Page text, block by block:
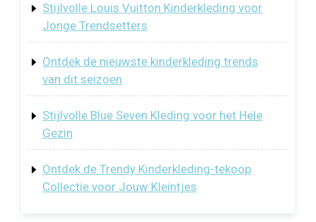
Stijlvolle Louis Vuitton Kinderkleding voor
Jonge Trendsetters
Ontdek de nieuwste kinderkleding trends
van dit seizoen
Stijlvolle Blue Seven Kleding voor het Hele
Gezin
Ontdek de Trendy Kinderkleding-tekoop
Collectie voor Jouw Kleintjes